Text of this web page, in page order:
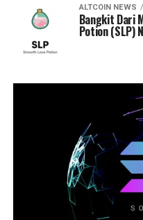
ALTCOIN NEWS
Bangkit Dari
Potion (SLP)